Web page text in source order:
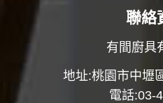
聯絡
有間廚具
地址:桃園市中壢
電話:03-